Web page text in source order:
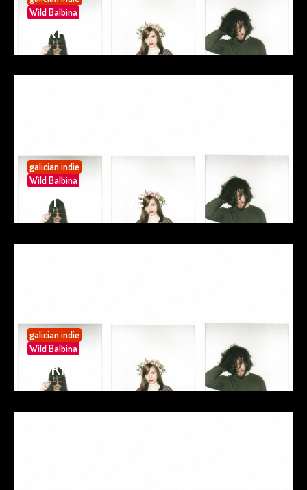
Wild Balbina
SURFIN’
galician indie
Wild Balbina
SPIT YOUR LOVE
galician indie
Wild Balbina
SO KIND